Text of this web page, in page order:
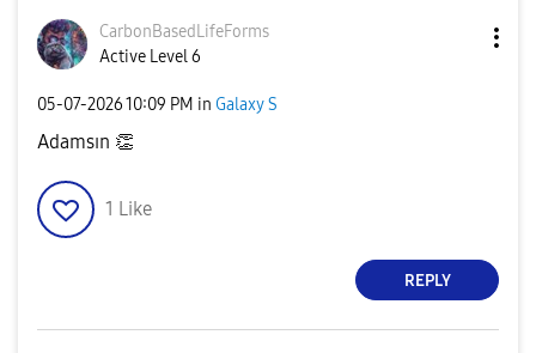
CarbonBasedLifeForms
Active Level 6
‎05-07-202610:09 PM in Galaxy S
Adamsın 👏
1 Like
REPLY